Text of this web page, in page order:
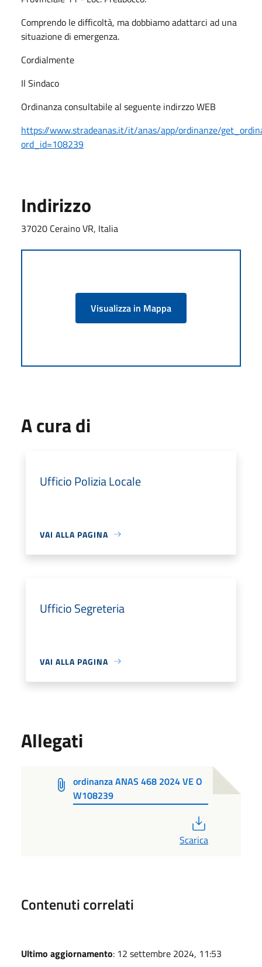
Comprendo le difficoltà, ma dobbiamo adattarci ad una
situazione di emergenza.
Cordialmente
Il Sindaco
Ordinanza consultabile al seguente indirzzo WEB
https://www.stradeanas.it/it/anas/app/ordinanze/
ord_id=108239
Indirizzo
37020 Ceraino VR, Italia
Visualizza in Mappa
A cura di
Ufficio Polizia Locale
VAI ALLA PAGINA
Ufficio Segreteria
VAI ALLA PAGINA
Allegati
ordinanza ANAS 468 2024 VE O
W108239
Scarica
Contenuti correlati
Ultimo aggiornamento: 12 settembre 2024, 11:53